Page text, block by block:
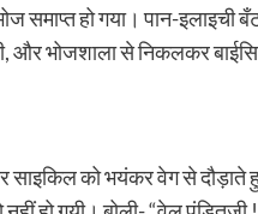
हो गया। पान-इलाइची बँट
और भोजशाला से निकलकर
को भयंकर वेग से दौड़ाते